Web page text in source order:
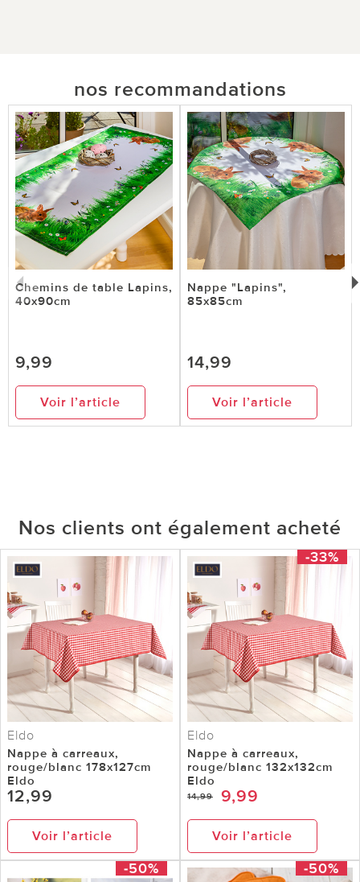
nos recommandations
Chemins de table Lapins,
40x90cm
9,99
Voir l’article
Nappe "Lapins",
85x85cm
14,99
Voir l’article
Nos clients ont également acheté
Eldo
Nappe à carreaux,
rouge/blanc 178x127cm
Eldo
12,99
Voir l’article
-33%
Eldo
Nappe à carreaux,
rouge/blanc 132x132cm
Eldo
14,99 9,99
Voir l’article
-50% -50%